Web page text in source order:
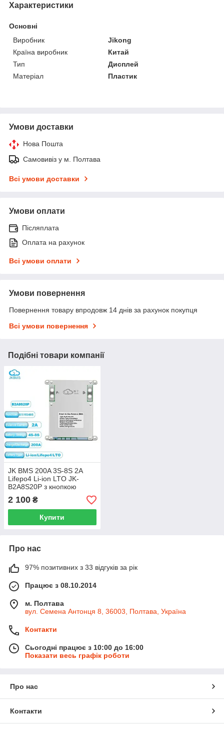
Характеристики
Основні
Виробник
Jikong
Країна виробник
Китай
Тип
Дисплей
Матеріал
Пластик
Умови доставки
Нова Пошта
Самовивіз у м. Полтава
Всі умови доставки
Умови оплати
Післяплата
Оплата на рахунок
Всі умови оплати
Умови повернення
Повернення товару впродовж 14 днів за рахунок покупця
Всі умови повернення
Подібні товари компанії
JK BMS 200A 3S-8S 2A
Lifepo4 Li-ion LTO JK-
B2A8S20P з кнопкою
JiKong
2 100 ₴
Купити
Про нас
97% позитивних з 33 відгуків за рік
Працює з 08.10.2014
м. Полтава
вул. Семена Антонця 8, 36003, Полтава, Україна
Контакти
Сьогодні працює з 10:00 до 16:00
Показати весь графік роботи
Про нас
Контакти